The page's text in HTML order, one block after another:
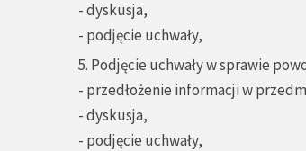
- dyskusja,
- podjęcie uchwały,
5. Podjęcie uchwały w sprawie
- przedłożenie informacji w
- dyskusja,
- podjęcie uchwały,